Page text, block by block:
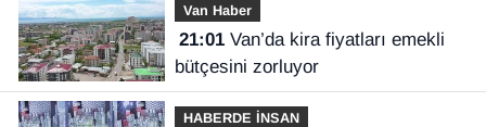
Van Haber
21:01Van’da kira fiyatları emekli
bütçesini zorluyor
HABERDE İNSAN